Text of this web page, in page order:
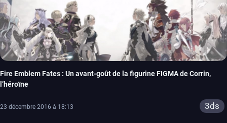
Fire Emblem Fates : Un avant-goût de la figurine FIGMA de Corrin,
l’héroïne
23 décembre 2016 à 18:13 3ds